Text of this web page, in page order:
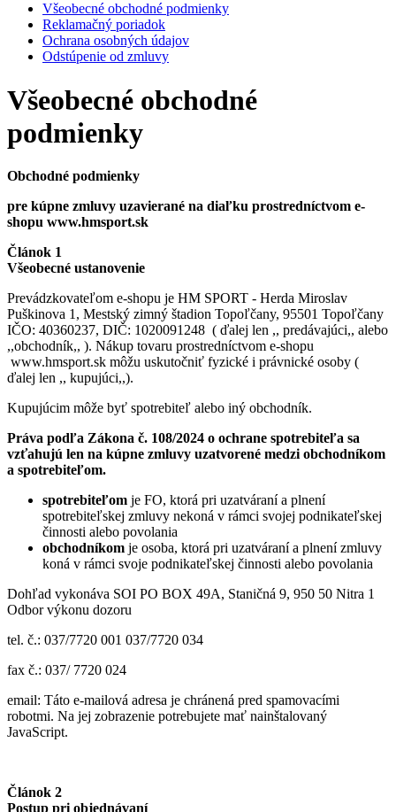
Všeobecné obchodné podmienky
Reklamačný poriadok
Ochrana osobných údajov
Odstúpenie od zmluvy
Všeobecné obchodné
podmienky
Obchodné podmienky
pre kúpne zmluvy uzavierané na diaľku prostredníctvom e-
shopu www.hmsport.sk
Článok 1
Všeobecné ustanovenie
Prevádzkovateľom e-shopu je HM SPORT - Herda Miroslav
Puškinova 1, Mestský zimný štadion Topoľčany, 95501 Topoľčany
IČO: 40360237, DIČ: 1020091248 ( ďalej len ,, predávajúci,, alebo
,,obchodník,, ). Nákup tovaru prostredníctvom e-shopu
www.hmsport.sk môžu uskutočniť fyzické i právnické osoby (
ďalej len ,, kupujúci,,).
Kupujúcim môže byť spotrebiteľ alebo iný obchodník.
Práva podľa Zákona č. 108/2024 o ochrane spotrebiteľa sa
vzťahujú len na kúpne zmluvy uzatvorené medzi obchodníkom
a spotrebiteľom.
spotrebiteľom je FO, ktorá pri uzatváraní a plnení
spotrebiteľskej zmluvy nekoná v rámci svojej podnikateľskej
činnosti alebo povolania
obchodníkom je osoba, ktorá pri uzatváraní a plnení zmluvy
koná v rámci svoje podnikateľskej činnosti alebo povolania
Dohľad vykonáva SOI PO BOX 49A, Staničná 9, 950 50 Nitra 1
Odbor výkonu dozoru
tel. č.: 037/7720 001 037/7720 034
fax č.: 037/ 7720 024
email: Táto e-mailová adresa je chránená pred spamovacími
robotmi. Na jej zobrazenie potrebujete mať nainštalovaný
JavaScript.
Článok 2
Postup pri objednávaní